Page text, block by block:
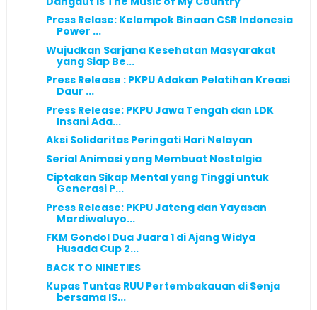
Press Relase: Kelompok Binaan CSR Indonesia
Power ...
Wujudkan Sarjana Kesehatan Masyarakat
yang Siap Be...
Press Release : PKPU Adakan Pelatihan Kreasi
Daur ...
Press Release: PKPU Jawa Tengah dan LDK
Insani Ada...
Aksi Solidaritas Peringati Hari Nelayan
Serial Animasi yang Membuat Nostalgia
Ciptakan Sikap Mental yang Tinggi untuk
Generasi P...
Press Release: PKPU Jateng dan Yayasan
Mardiwaluyo...
FKM Gondol Dua Juara 1 di Ajang Widya
Husada Cup 2...
BACK TO NINETIES
Kupas Tuntas RUU Pertembakauan di Senja
bersama IS...